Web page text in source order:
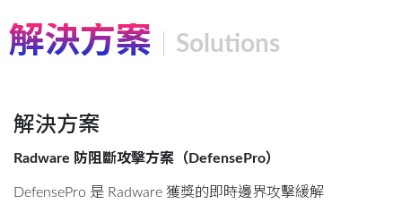
解決方案 Solutions
解決方案
Radware 防阻斷攻擊方案（DefensePro）
DefensePro 是 Radware 獲獎的即時邊界攻擊緩解